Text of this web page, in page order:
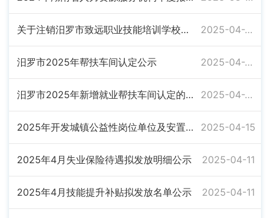
关于注销汨罗市致远职业技能培训学校有限公司 《民办学校办学许可证》的公示 2025-04-29
汨罗市2025年帮扶车间认定公示 2025-04-25
汨罗市2025年新增就业帮扶车间认定的通知（第一批 ) 2025-04-25
2025年开发城镇公益性岗位单位及安置人员公示 2025-04-15
2025年4月失业保险待遇拟发放明细公示 2025-04-11
2025年4月技能提升补贴拟发放名单公示 2025-04-11